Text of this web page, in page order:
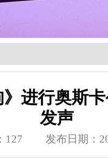
进行奥斯
发声
127 发布日期：